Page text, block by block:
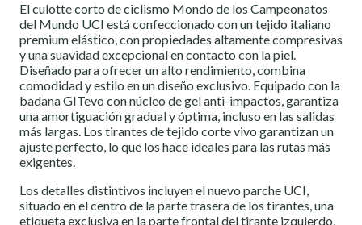
El culotte corto de ciclismo Mondo de los Campeonatos
del Mundo UCI está confeccionado con un tejido italiano
premium elástico, con propiedades altamente compresivas
y una suavidad excepcional en contacto con la piel.
Diseñado para ofrecer un alto rendimiento, combina
comodidad y estilo en un diseño exclusivo. Equipado con la
badana GITevo con núcleo de gel anti-impactos, garantiza
una amortiguación gradual y óptima, incluso en las salidas
más largas. Los tirantes de tejido corte vivo garantizan un
ajuste perfecto, lo que los hace ideales para las rutas más
exigentes.
Los detalles distintivos incluyen el nuevo parche UCI,
situado en el centro de la parte trasera de los tirantes, una
etiqueta exclusiva en la parte frontal del tirante izquierdo,